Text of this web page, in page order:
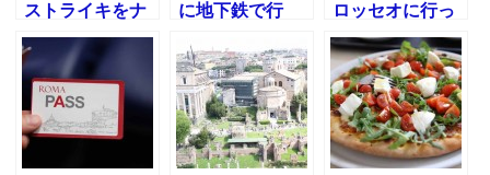
ストライキをナ
メるなよ！！
に地下鉄で行
ロッセオに行っ
てきた！イタリ
アローマ観光